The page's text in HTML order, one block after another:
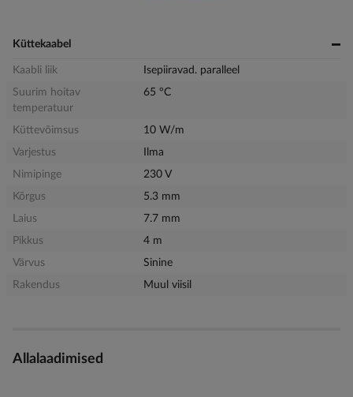
Küttekaabel
Kaabli liik
Isepiiravad. paralleel
Suurim hoitav
temperatuur
65 °C
Küttevõimsus
10 W/m
Varjestus
Ilma
Nimipinge
230 V
Kõrgus
5.3 mm
Laius
7.7 mm
Pikkus
4 m
Värvus
Sinine
Rakendus
Muul viisil
Allalaadimised